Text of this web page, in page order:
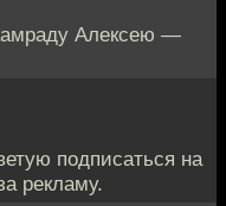
Алексею —
подписаться на
рекламу.